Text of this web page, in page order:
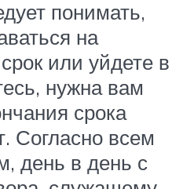
понимать,
на
или уйдете в
нужна вам
срока
Согласно всем
день в день с